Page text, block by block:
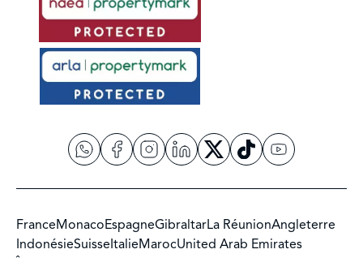
FranceMonacoEspagneGibraltarLa RéunionAngleterre
IndonésieSuisseItalieMarocUnited Arab Emirates